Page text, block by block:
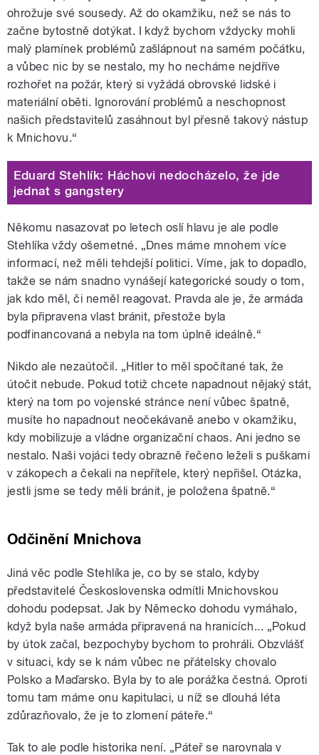
ohrožuje své sousedy. Až do okamžiku, než se nás to
začne bytostně dotýkat. I když bychom vždycky mohli
malý plamínek problémů zašlápnout na samém počátku,
a vůbec nic by se nestalo, my ho necháme nejdříve
rozhořet na požár, který si vyžádá obrovské lidské i
materiální oběti. Ignorování problémů a neschopnost
našich představitelů zasáhnout byl přesně takový nástup
k Mnichovu.“
Eduard Stehlík: Háchovi nedocházelo, že jde
jednat s gangstery
Někomu nasazovat po letech oslí hlavu je ale podle
Stehlíka vždy ošemetné. „Dnes máme mnohem více
informací, než měli tehdejší politici. Víme, jak to dopadlo,
takže se nám snadno vynášejí kategorické soudy o tom,
jak kdo měl, či neměl reagovat. Pravda ale je, že armáda
byla připravena vlast bránit, přestože byla
podfinancovaná a nebyla na tom úplně ideálně.“
Nikdo ale nezaútočil. „Hitler to měl spočítané tak, že
útočit nebude. Pokud totiž chcete napadnout nějaký stát,
který na tom po vojenské stránce není vůbec špatně,
musíte ho napadnout neočekávaně anebo v okamžiku,
kdy mobilizuje a vládne organizační chaos. Ani jedno se
nestalo. Naši vojáci tedy obrazně řečeno leželi s puškami
v zákopech a čekali na nepřítele, který nepřišel. Otázka,
jestli jsme se tedy měli bránit, je položena špatně.“
Odčinění Mnichova
Jiná věc podle Stehlíka je, co by se stalo, kdyby
představitelé Československa odmítli Mnichovskou
dohodu podepsat. Jak by Německo dohodu vymáhalo,
když byla naše armáda připravená na hranicích... „Pokud
by útok začal, bezpochyby bychom to prohráli. Obzvlášť
v situaci, kdy se k nám vůbec ne přátelsky chovalo
Polsko a Maďarsko. Byla by to ale porážka čestná. Oproti
tomu tam máme onu kapitulaci, u níž se dlouhá léta
zdůrazňovalo, že je to zlomení páteře.“
Tak to ale podle historika není. „Páteř se narovnala v